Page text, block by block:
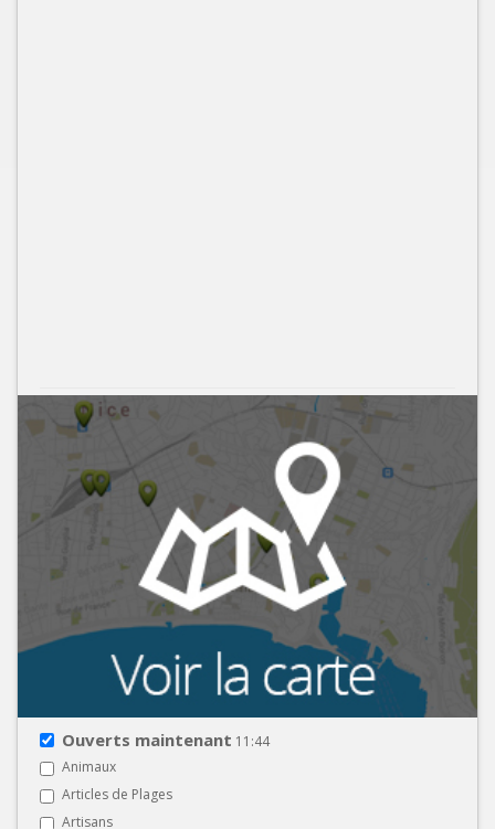
Ouverts maintenant 11:44
Animaux
Articles de Plages
Artisans